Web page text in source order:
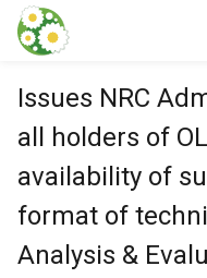
本文に飛ぶ
Issues NRC
all holders of
availability of
format of
Analysis &